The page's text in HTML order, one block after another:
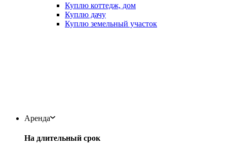
Куплю коттедж, дом
Куплю дачу
Куплю земельный участок
Аренда
На длительный срок